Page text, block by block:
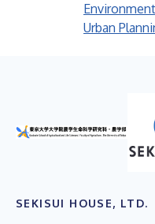
Urban
SEKISUI HOUSE, LTD.